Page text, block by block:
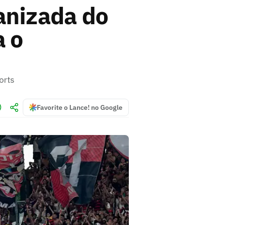
do
o
Favorite o Lance! no Google